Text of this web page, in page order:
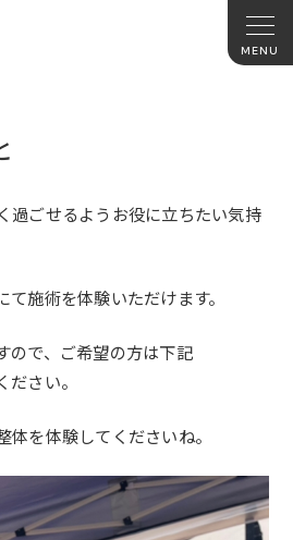
過ごせるようお役に立ちたい気持
施術を体験いただけます。
で、 ご希望の方は下記
さい。
を体験してくださいね。